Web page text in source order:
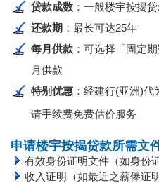
贷款成数 ：一般楼宇按揭
还款期 ：最长可达25年
每月供款 ：可选择「固定
月供款
特别优惠 ：经建行(亚洲)代
请手续费免费估价服务
申请楼宇按揭贷款所需文
有效身份证明文件（如身份
收入证明（如最近之薪俸证